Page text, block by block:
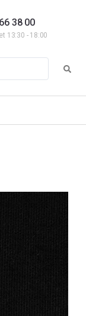
38 00
13:30 - 18:00